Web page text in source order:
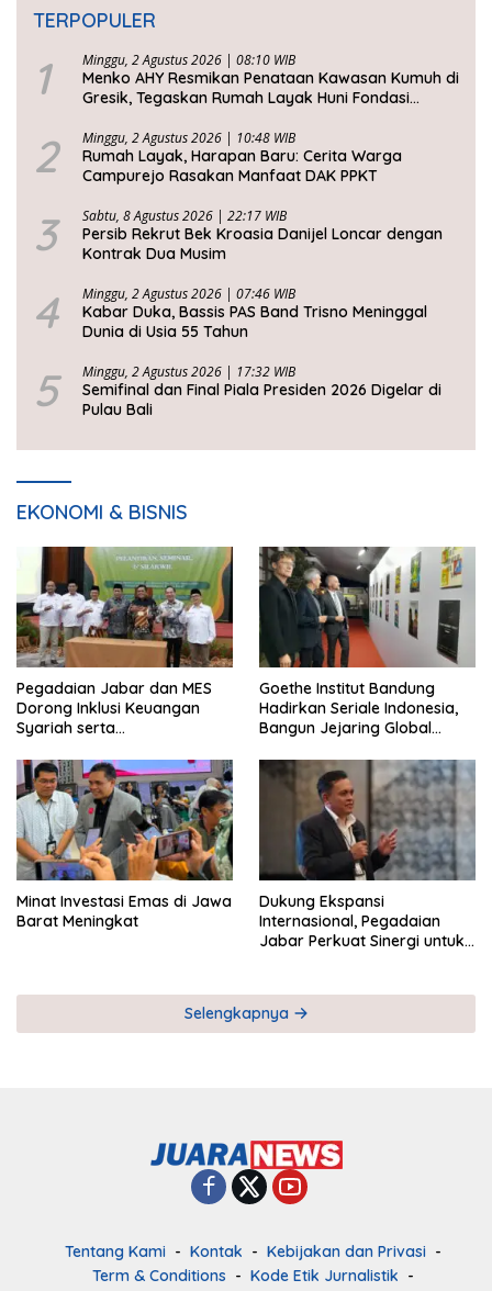
TERPOPULER
1 Minggu, 2 Agustus 2026 | 08:10 WIB
Menko AHY Resmikan Penataan Kawasan Kumuh di
Gresik, Tegaskan Rumah Layak Huni Fondasi
2 Minggu, 2 Agustus 2026 | 10:48 WIB
Rumah Layak, Harapan Baru: Cerita Warga
Campurejo Rasakan Manfaat DAK PPKT
3 Sabtu, 8 Agustus 2026 | 22:17 WIB
Persib Rekrut Bek Kroasia Danijel Loncar dengan
Kontrak Dua Musim
4 Minggu, 2 Agustus 2026 | 07:46 WIB
Kabar Duka, Bassis PAS Band Trisno Meninggal
Dunia di Usia 55 Tahun
5 Minggu, 2 Agustus 2026 | 17:32 WIB
Semifinal dan Final Piala Presiden 2026 Digelar di
Pulau Bali
EKONOMI & BISNIS
Pegadaian Jabar dan MES
Dorong Inklusi Keuangan
Syariah serta
Goethe Institut Bandung
Hadirkan Seriale Indonesia,
Bangun Jejaring Global
Minat Investasi Emas di Jawa
Barat Meningkat
Dukung Ekspansi
Internasional, Pegadaian
Jabar Perkuat Sinergi untuk
Selengkapnya
Tentang Kami Kontak
Kebijakan dan Privasi
Term & Conditions
Kode Etik Jurnalistik